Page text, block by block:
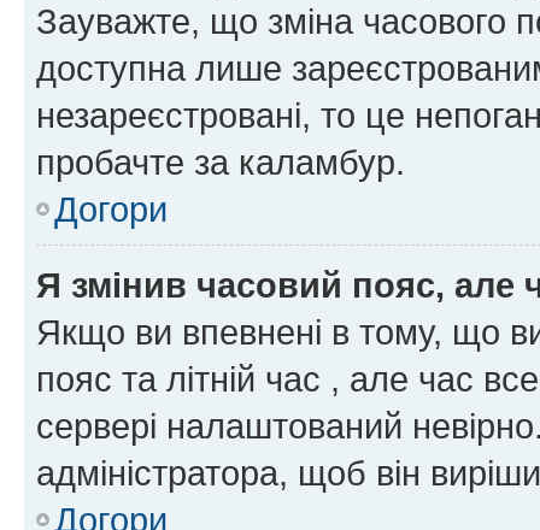
Зауважте, що зміна часового
доступна лише
незареєстровані, то це
пробачте за каламбур.
Догори
Я змінив часовий пояс, але
Якщо ви впевнені в тому, що
пояс та літній час , але час
сервері налаштований
адміністратора, щоб він
Догори